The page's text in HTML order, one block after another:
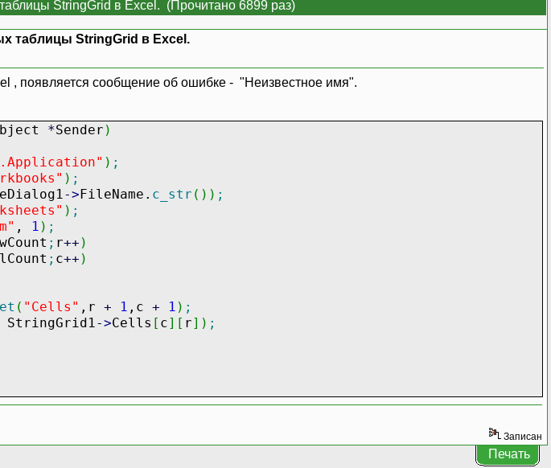
StringGrid в Excel. (Прочитано 6899 раз)
таблицы StringGrid в Excel.
, появляется сообщение об ошибке - "Неизвестное имя".
*Sender )
) ;
) ;
->FileName. c_str ( ) ) ;
) ;
, 1 ) ;
; r++ )
; c++ )
( "Cells" ,r + 1 ,c + 1 ) ;
StringGrid1 ->Cells [ c] [ r] ) ;
Записан
Печать